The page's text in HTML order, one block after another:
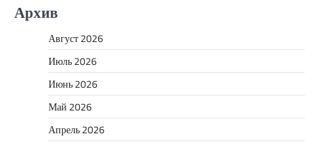
Архив
Август 2026
Июль 2026
Июнь 2026
Май 2026
Апрель 2026